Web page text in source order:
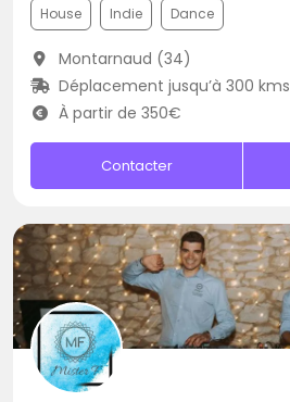
House Indie Dance
Montarnaud (34)
Déplacement jusqu’à 300 kms
À partir de 350€
Contacter